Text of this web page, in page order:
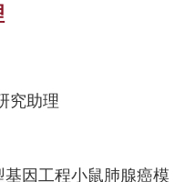
究助理
因工程小鼠肺腺癌模